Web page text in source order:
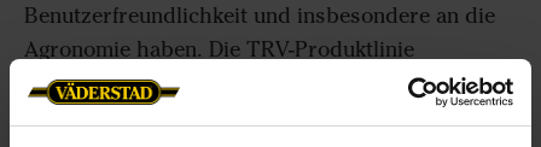
Benutzerfreundlichkeit und insbesondere an die
Agronomie haben. Die TRV-Produktlinie
entspricht genau diesem Anspruch.
Im Laufe der Jahre wurde die Thyregod TRV-